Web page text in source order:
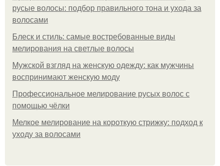
русые волосы: подбор правильного тона и ухода за
волосами
Блеск и стиль: самые востребованные виды
мелирования на светлые волосы
Мужской взгляд на женскую одежду: как мужчины
воспринимают женскую моду
Профессиональное мелирование русых волос с
помощью чёлки
Мелкое мелирование на короткую стрижку: подход к
уходу за волосами